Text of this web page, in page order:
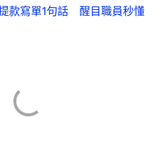
款寫單1句話 醒目職員秒懂